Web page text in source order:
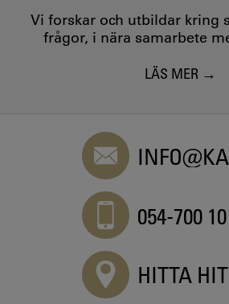
Vi forskar och utbildar kring
frågor, i nära samarbete
LÄS MER
054-700
HITTA HIT